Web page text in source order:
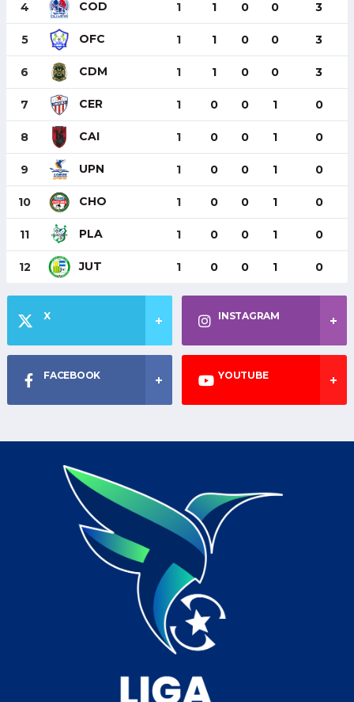
4 COD 1 1 0 0 3
5 OFC 1 1 0 0 3
6 CDM 1 1 0 0 3
7 CER 1 0 0 1 0
8 CAI 1 0 0 1 0
9 UPN 1 0 0 1 0
10 CHO 1 0 0 1 0
11 PLA 1 0 0 1 0
12 JUT 1 0 0 1 0
X INSTAGRAM
FACEBOOK YOUTUBE